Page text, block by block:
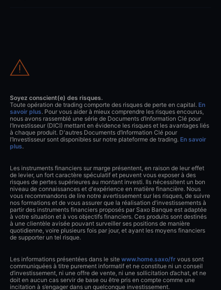
Soyez conscient(e) des risques.
Toute opération de trading comporte des risques de perte en capital. En
savoir plus. Pour vous aider à mieux comprendre les risques encourus,
nous avons rassemblé une série de Documents d’Information Clé pour
l’Investisseur (DICI) mettant en évidence les risques et les avantages liés
à chaque produit. D'autres Documents d’Information Clé pour
l’Investisseur sont disponibles sur notre plateforme de trading. En savoir
plus.
Les instruments financiers sur marge présentent, en raison de leur effet
de levier, un fort caractère spéculatif et peuvent vous exposer à des
risques de pertes supérieures au montant investi. Ils nécessitent un bon
niveau de connaissances et d'expérience en matière financière. Nous
vous recommandons de lire notre avertissement sur les risques, de suivre
nos formations et de vous assurer que la réalisation d'investissements à
partir des instruments financiers proposés par Saxo Banque est adaptée
à votre situation et à vos objectifs financiers. Ces produits sont destinés
à une clientèle avisée pouvant surveiller ses positions de manière
quotidienne, voire plusieurs fois par jour, et ayant les moyens financiers
de supporter un tel risque.
Les informations présentées dans le site www.home.saxo/fr vous sont
communiquées à titre purement informatif et ne constitue ni un conseil
d’investissement, ni une offre de vente, ni une sollicitation d’achat, et ne
doit en aucun cas servir de base ou être pris en compte comme une
incitation à s’engager dans un quelconque investissement.